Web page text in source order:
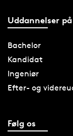
Uddannelser på
Bachelor
Kandidat
Ingeniør
Efter- og
Følg os